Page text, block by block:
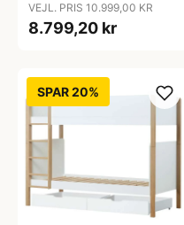
VEJL. PRIS 10.999,00 KR
8.799,20 kr
SPAR 20%